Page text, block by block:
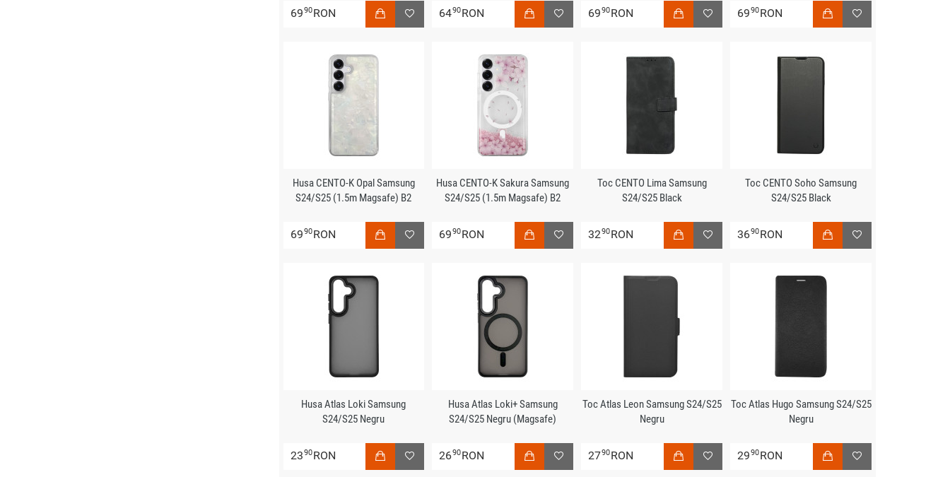
6990RON 6490RON 6990RON 6990RON
Husa CENTO-K Opal Samsung
S24/S25 (1.5m Magsafe) B2
6990RON
Husa CENTO-K Sakura Samsung
S24/S25 (1.5m Magsafe) B2
6990RON
Toc CENTO Lima Samsung
S24/S25 Black
3290RON
Toc CENTO Soho Samsung
S24/S25 Black
3690RON
Husa Atlas Loki Samsung
S24/S25 Negru
2390RON
Husa Atlas Loki+ Samsung
S24/S25 Negru (Magsafe)
2690RON
Toc Atlas Leon Samsung S24/S25
Negru
2790RON
Toc Atlas Hugo Samsung S24/S25
Negru
2990RON